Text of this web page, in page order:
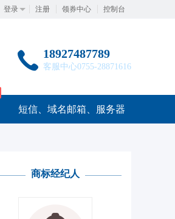
登录 注册 领券中心 控制台
18927487789
客服中心0755-28871616
短信、域名邮箱、服务器
商标经纪人